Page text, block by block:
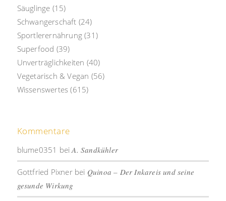
Säuglinge (15)
Schwangerschaft (24)
Sportlerernährung (31)
Superfood (39)
Unverträglichkeiten (40)
Vegetarisch & Vegan (56)
Wissenswertes (615)
Kommentare
blume0351 beiA. Sandkühler
Gottfried Pixnerbei Quinoa – Der Inkareis und seine
gesunde Wirkung